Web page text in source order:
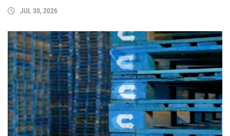
JUL 30, 2026